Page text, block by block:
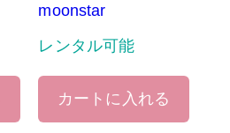
moonstar
レンタル可能
カートに入れる